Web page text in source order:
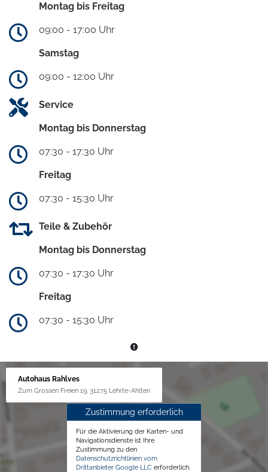
Montag bis Freitag
09:00 - 17:00 Uhr
Samstag
09:00 - 12:00 Uhr
Service
Montag bis Donnerstag
07:30 - 17:30 Uhr
Freitag
07:30 - 15:30 Uhr
Teile & Zubehör
Montag bis Donnerstag
07:30 - 17:30 Uhr
Freitag
07:30 - 15:30 Uhr
Autohaus Rahlves
Zum Grossen Freien 19, 31275 Lehrte-Ahlten
Zustimmung erforderlich
Für die Aktivierung der Karten- und
Navigationsdienste ist Ihre
Zustimmung zu den
Datenschutzrichtlinien vom
Drittanbieter Google LLC erforderlich.